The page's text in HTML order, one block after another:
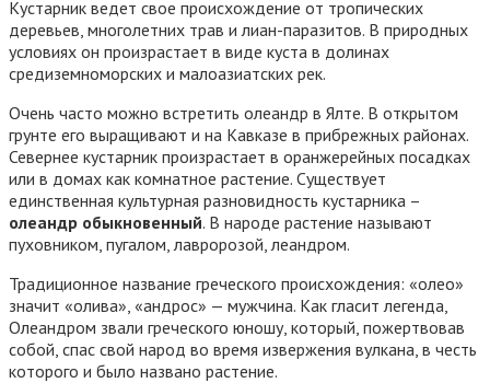
Кустарник ведет свое происхождение от тропических
деревьев, многолетних трав и лиан-паразитов. В природных
условиях он произрастает в виде куста в долинах
средиземноморских и малоазиатских рек.
Очень часто можно встретить олеандр в Ялте. В открытом
грунте его выращивают и на Кавказе в прибрежных районах.
Севернее кустарник произрастает в оранжерейных посадках
или в домах как комнатное растение. Существует
единственная культурная разновидность кустарника –
олеандр обыкновенный. В народе растение называют
пуховником, пугалом, лавророзой, леандром.
Традиционное название греческого происхождения: «олео»
значит «олива», «андрос» — мужчина. Как гласит легенда,
Олеандром звали греческого юношу, который, пожертвовав
собой, спас свой народ во время извержения вулкана, в честь
которого и было названо растение.